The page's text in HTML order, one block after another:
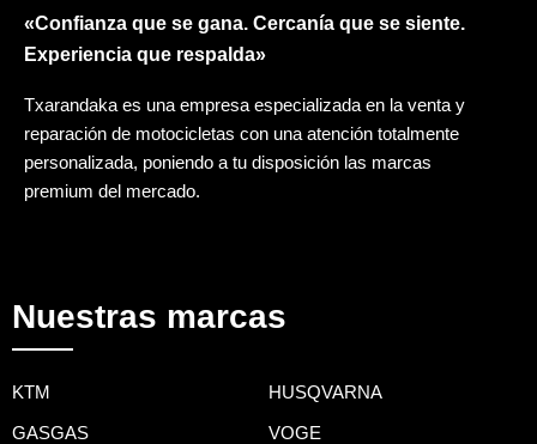
«Confianza que se gana. Cercanía que se siente.
Experiencia que respalda»
Txarandaka es una empresa especializada en la venta y
reparación de motocicletas con una atención totalmente
personalizada, poniendo a tu disposición las marcas
premium del mercado.
Nuestras marcas
KTM HUSQVARNA
GASGAS VOGE